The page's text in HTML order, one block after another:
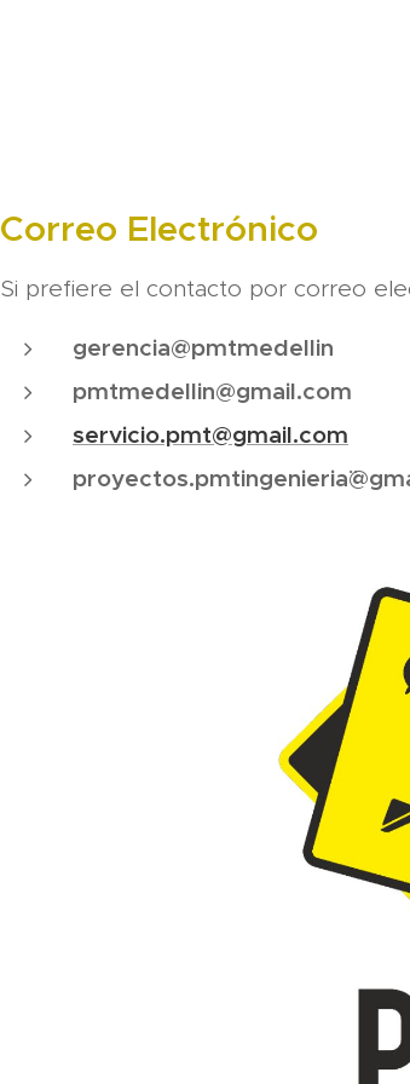
Correo Electrónico
Si prefiere el contacto por correo
gerencia@pmtmedellin
pmtmedellin@gmail.com
servicio.pmt@gmail.com